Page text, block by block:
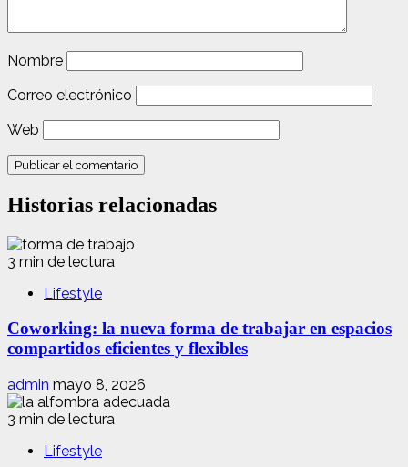
Nombre
Correo electrónico
Web
Historias relacionadas
3 min de lectura
Lifestyle
Coworking: la nueva forma de trabajar en espacios
compartidos eficientes y flexibles
admin mayo 8, 2026
3 min de lectura
Lifestyle